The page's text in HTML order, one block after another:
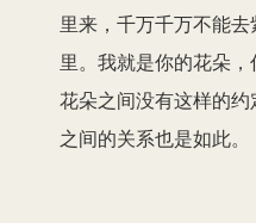
里来，千万千万不能
里。我就是你的花朵
花朵之间没有这样的
之间的关系也是如此。